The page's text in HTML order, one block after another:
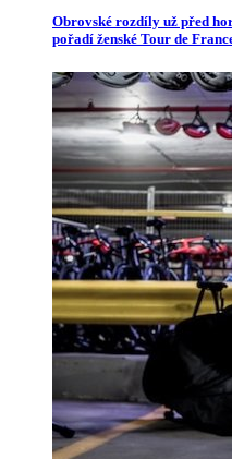
Obrovské rozdíly už před
pořadí ženské Tour de